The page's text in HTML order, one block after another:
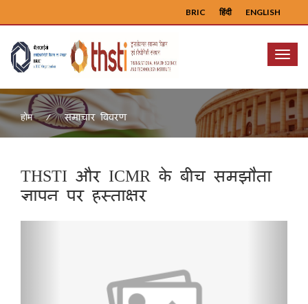
ENGLISH
हिंदी
BRIC
Menu
होम समाचार विवरण
THSTI और ICMR के बीच समझौता
ज्ञापन पर हस्ताक्षर